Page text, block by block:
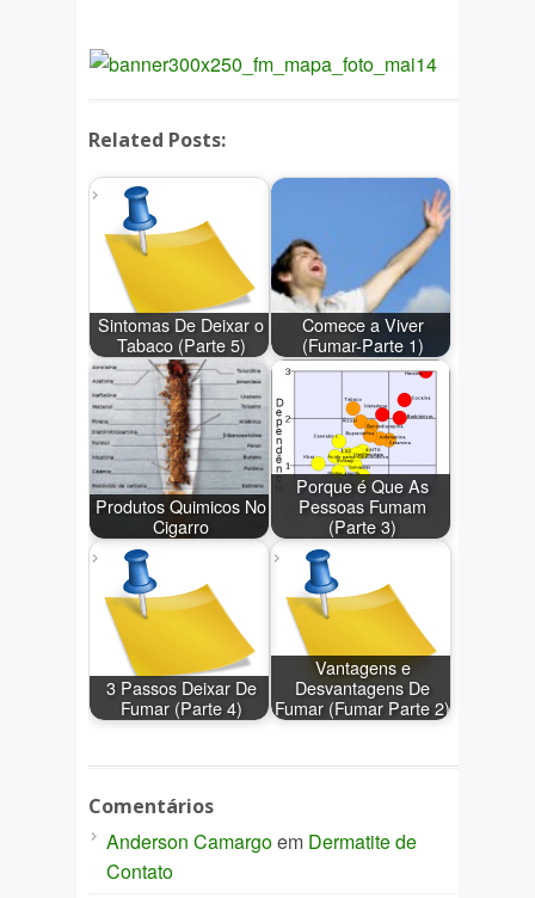
Related Posts:
Sintomas De Deixar o
Tabaco (Parte 5)
Comece a Viver
(Fumar-Parte 1)
Produtos Quimicos No
Cigarro
Porque é Que As
Pessoas Fumam
(Parte 3)
3 Passos Deixar De
Fumar (Parte 4)
Vantagens e
Desvantagens De
Fumar (Fumar Parte 2)
Comentários
Anderson Camargoem Dermatite de
Contato